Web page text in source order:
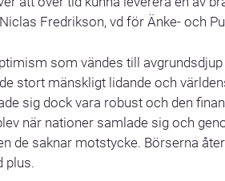
Fredrikson, vd för Änke- och
som vändes till
stort mänskligt lidande och
sig dock vara robust och den
när nationer samlade sig och
de saknar motstycke. Börserna
plus.